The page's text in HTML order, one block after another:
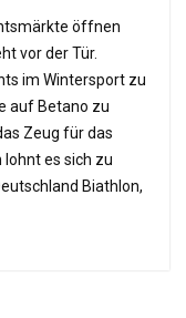
öffnen
vor der Tür.
im Wintersport zu
auf Betano zu
Zeug für das
es sich zu
Biathlon,